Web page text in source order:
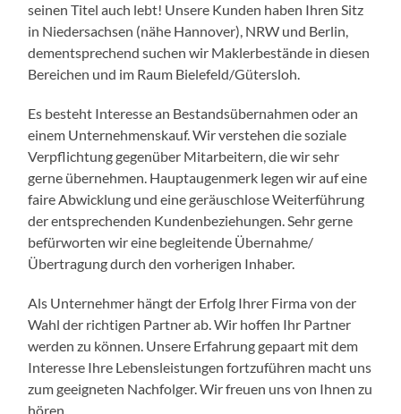
seinen Titel auch lebt! Unsere Kunden haben Ihren Sitz
in Niedersachsen (nähe Hannover), NRW und Berlin,
dementsprechend suchen wir Maklerbestände in diesen
Bereichen und im Raum Bielefeld/Gütersloh.
Es besteht Interesse an Bestandsübernahmen oder an
einem Unternehmenskauf. Wir verstehen die soziale
Verpflichtung gegenüber Mitarbeitern, die wir sehr
gerne übernehmen. Hauptaugenmerk legen wir auf eine
faire Abwicklung und eine geräuschlose Weiterführung
der entsprechenden Kundenbeziehungen. Sehr gerne
befürworten wir eine begleitende Übernahme/
Übertragung durch den vorherigen Inhaber.
Als Unternehmer hängt der Erfolg Ihrer Firma von der
Wahl der richtigen Partner ab. Wir hoffen Ihr Partner
werden zu können. Unsere Erfahrung gepaart mit dem
Interesse Ihre Lebensleistungen fortzuführen macht uns
zum geeigneten Nachfolger. Wir freuen uns von Ihnen zu
hören.